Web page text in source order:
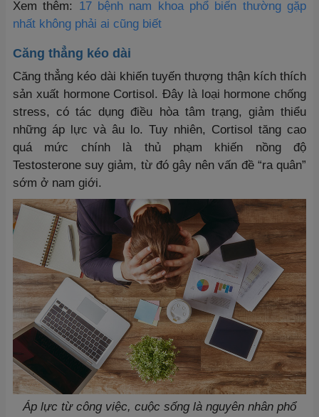
Xem thêm: 17 bệnh nam khoa phổ biến thường gặp
nhất không phải ai cũng biết
Căng thẳng kéo dài
Căng thẳng kéo dài khiến tuyến thượng thận kích thích
sản xuất hormone Cortisol. Đây là loại hormone chống
stress, có tác dụng điều hòa tâm trạng, giảm thiểu
những áp lực và âu lo. Tuy nhiên, Cortisol tăng cao
quá mức chính là thủ phạm khiến nồng độ
Testosterone suy giảm, từ đó gây nên vấn đề “ra quân”
sớm ở nam giới.
Áp lực từ công việc, cuộc sống là nguyên nhân phổ